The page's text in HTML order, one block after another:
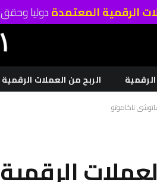
الرقمية المعتمدةدوليا وحقق
الربح من العملات الرقمية